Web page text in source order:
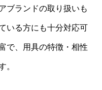
ブランドの取り扱いも
いる方にも十分対応可
で、用具の特徴・相性
。